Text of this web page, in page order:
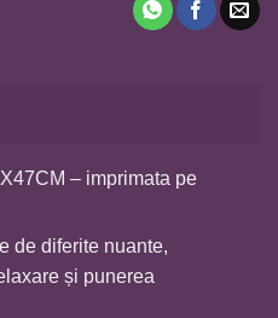
– imprimata pe
de diferite nuante,
și punerea